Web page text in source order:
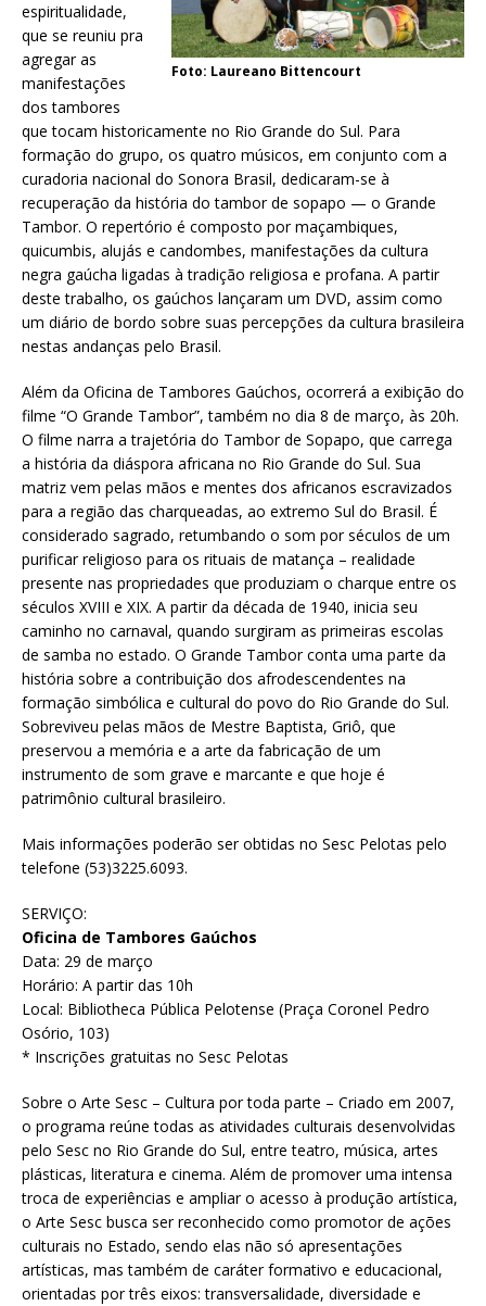
Foto: Laureano Bittencourt
espiritualidade,
que se reuniu pra
agregar as
manifestações
dos tambores
que tocam historicamente no Rio Grande do Sul. Para
formação do grupo, os quatro músicos, em conjunto com a
curadoria nacional do Sonora Brasil, dedicaram-se à
recuperação da história do tambor de sopapo — o Grande
Tambor. O repertório é composto por maçambiques,
quicumbis, alujás e candombes, manifestações da cultura
negra gaúcha ligadas à tradição religiosa e profana. A partir
deste trabalho, os gaúchos lançaram um DVD, assim como
um diário de bordo sobre suas percepções da cultura brasileira
nestas andanças pelo Brasil.
Além da Oficina de Tambores Gaúchos, ocorrerá a exibição do
filme “O Grande Tambor”, também no dia 8 de março, às 20h.
O filme narra a trajetória do Tambor de Sopapo, que carrega
a história da diáspora africana no Rio Grande do Sul. Sua
matriz vem pelas mãos e mentes dos africanos escravizados
para a região das charqueadas, ao extremo Sul do Brasil. É
considerado sagrado, retumbando o som por séculos de um
purificar religioso para os rituais de matança – realidade
presente nas propriedades que produziam o charque entre os
séculos XVIII e XIX. A partir da década de 1940, inicia seu
caminho no carnaval, quando surgiram as primeiras escolas
de samba no estado. O Grande Tambor conta uma parte da
história sobre a contribuição dos afrodescendentes na
formação simbólica e cultural do povo do Rio Grande do Sul.
Sobreviveu pelas mãos de Mestre Baptista, Griô, que
preservou a memória e a arte da fabricação de um
instrumento de som grave e marcante e que hoje é
patrimônio cultural brasileiro.
Mais informações poderão ser obtidas no Sesc Pelotas pelo
telefone (53)3225.6093.
SERVIÇO:
Oficina de Tambores Gaúchos
Data: 29 de março
Horário: A partir das 10h
Local: Bibliotheca Pública Pelotense (Praça Coronel Pedro
Osório, 103)
* Inscrições gratuitas no Sesc Pelotas
Sobre o Arte Sesc – Cultura por toda parte – Criado em 2007,
o programa reúne todas as atividades culturais desenvolvidas
pelo Sesc no Rio Grande do Sul, entre teatro, música, artes
plásticas, literatura e cinema. Além de promover uma intensa
troca de experiências e ampliar o acesso à produção artística,
o Arte Sesc busca ser reconhecido como promotor de ações
culturais no Estado, sendo elas não só apresentações
artísticas, mas também de caráter formativo e educacional,
orientadas por três eixos: transversalidade, diversidade e